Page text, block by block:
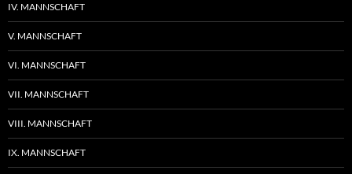
IV. MANNSCHAFT
V. MANNSCHAFT
VI. MANNSCHAFT
VII. MANNSCHAFT
VIII. MANNSCHAFT
IX. MANNSCHAFT